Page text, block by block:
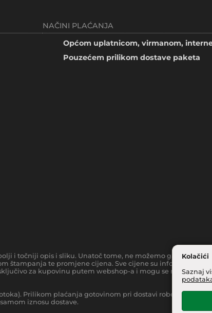
Kolačići
Saznaj
NAČINI PLAĆANJA
Općom uplatnicom, virmanom,
Pouzećem prilikom dostave paketa
i točniji opis i sliku. Unatoč tome, ne možemo garantirati da
štampanja te promjene cijena. Sve cijene su informativnog
za kupovinu putem webshop-a i mogu se razlikovati
Prilikom plaćanja gotovinom pri dostavi robe na kućnu
iznosu dostave.